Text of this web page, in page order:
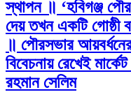
স্থাপন ॥ ‘হবিগঞ্জ
দেয় তখন একটি গোষ্ঠী
॥ পৌরসভার আয়বর্ধনের
বিবেচনায় রেখেই
রহমান সেলিম